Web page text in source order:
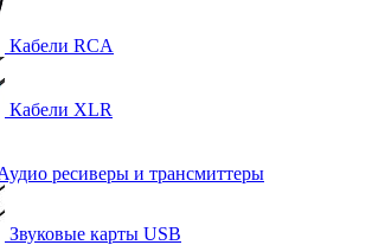
Кабели RCA
Кабели XLR
ресиверы и трансмиттеры
Звуковые карты USB